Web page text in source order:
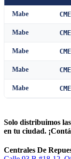
Mabe
Mabe
Mabe
Mabe
Mabe
Solo distribuimos
en tu ciudad.
Centrales De